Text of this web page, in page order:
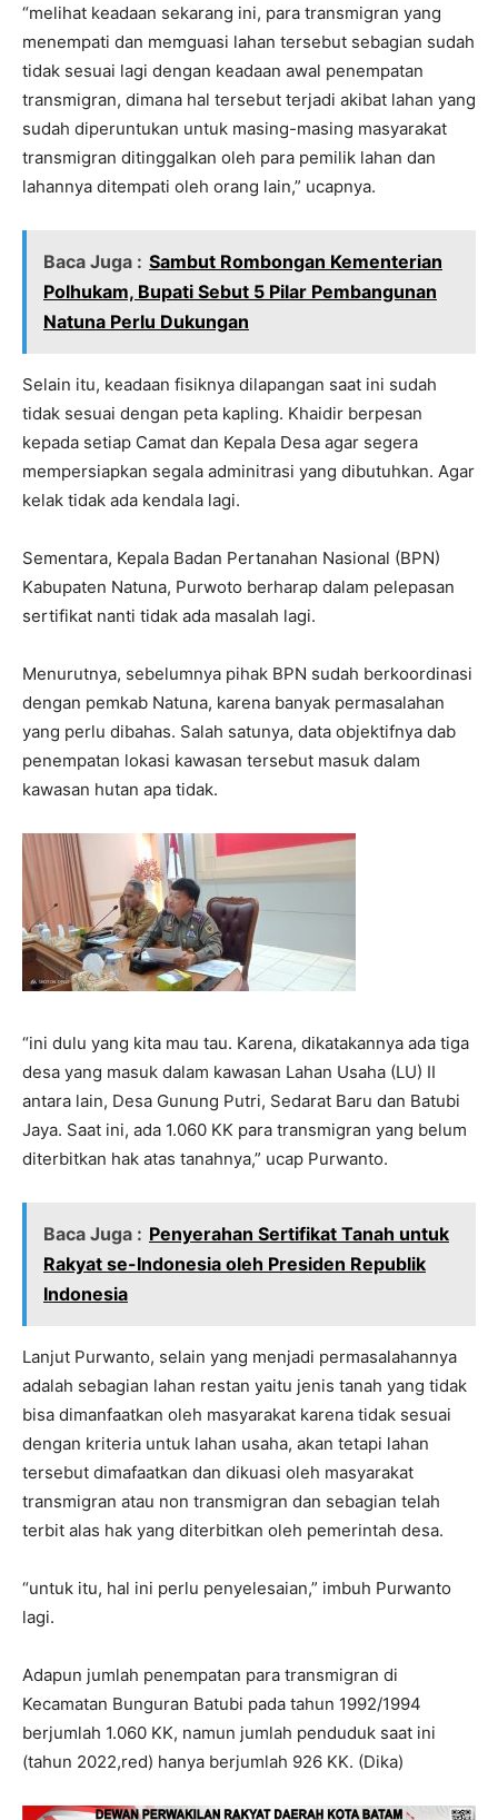
“melihat keadaan sekarang ini, para transmigran yang
menempati dan memguasi lahan tersebut sebagian sudah
tidak sesuai lagi dengan keadaan awal penempatan
transmigran, dimana hal tersebut terjadi akibat lahan yang
sudah diperuntukan untuk masing-masing masyarakat
transmigran ditinggalkan oleh para pemilik lahan dan
lahannya ditempati oleh orang lain,” ucapnya.
Baca Juga : Sambut Rombongan Kementerian
Polhukam, Bupati Sebut 5 Pilar Pembangunan
Natuna Perlu Dukungan
Selain itu, keadaan fisiknya dilapangan saat ini sudah
tidak sesuai dengan peta kapling. Khaidir berpesan
kepada setiap Camat dan Kepala Desa agar segera
mempersiapkan segala adminitrasi yang dibutuhkan. Agar
kelak tidak ada kendala lagi.
Sementara, Kepala Badan Pertanahan Nasional (BPN)
Kabupaten Natuna, Purwoto berharap dalam pelepasan
sertifikat nanti tidak ada masalah lagi.
Menurutnya, sebelumnya pihak BPN sudah berkoordinasi
dengan pemkab Natuna, karena banyak permasalahan
yang perlu dibahas. Salah satunya, data objektifnya dab
penempatan lokasi kawasan tersebut masuk dalam
kawasan hutan apa tidak.
“ini dulu yang kita mau tau. Karena, dikatakannya ada tiga
desa yang masuk dalam kawasan Lahan Usaha (LU) II
antara lain, Desa Gunung Putri, Sedarat Baru dan Batubi
Jaya. Saat ini, ada 1.060 KK para transmigran yang belum
diterbitkan hak atas tanahnya,” ucap Purwanto.
Baca Juga : Penyerahan Sertifikat Tanah untuk
Rakyat se-Indonesia oleh Presiden Republik
Indonesia
Lanjut Purwanto, selain yang menjadi permasalahannya
adalah sebagian lahan restan yaitu jenis tanah yang tidak
bisa dimanfaatkan oleh masyarakat karena tidak sesuai
dengan kriteria untuk lahan usaha, akan tetapi lahan
tersebut dimafaatkan dan dikuasi oleh masyarakat
transmigran atau non transmigran dan sebagian telah
terbit alas hak yang diterbitkan oleh pemerintah desa.
“untuk itu, hal ini perlu penyelesaian,” imbuh Purwanto
lagi.
Adapun jumlah penempatan para transmigran di
Kecamatan Bunguran Batubi pada tahun 1992/1994
berjumlah 1.060 KK, namun jumlah penduduk saat ini
(tahun 2022,red) hanya berjumlah 926 KK. (Dika)